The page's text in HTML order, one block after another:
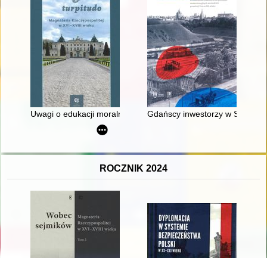
Uwagi o edukacji moralnej synów szlacheckich w XVI-
Gdańscy inwestorzy w
ROCZNIK 2024